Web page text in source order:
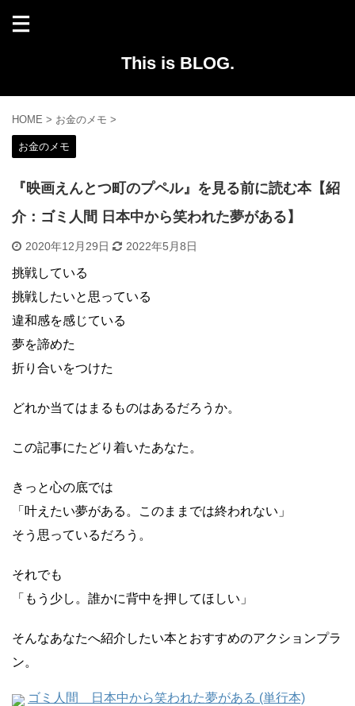
This is BLOG.
HOME > お金のメモ >
お金のメモ
『映画えんとつ町のプペル』を見る前に読む本【紹
介：ゴミ人間 日本中から笑われた夢がある】
2020年12月29日 2022年5月8日
挑戦している
挑戦したいと思っている
違和感を感じている
夢を諦めた
折り合いをつけた
どれか当てはまるものはあるだろうか。
この記事にたどり着いたあなた。
きっと心の底では
「叶えたい夢がある。このままでは終われない」
そう思っているだろう。
それでも
「もう少し。誰かに背中を押してほしい」
そんなあなたへ紹介したい本とおすすめのアクションプラ
ン。
ゴミ人間 日本中から笑われた夢がある (単行本)